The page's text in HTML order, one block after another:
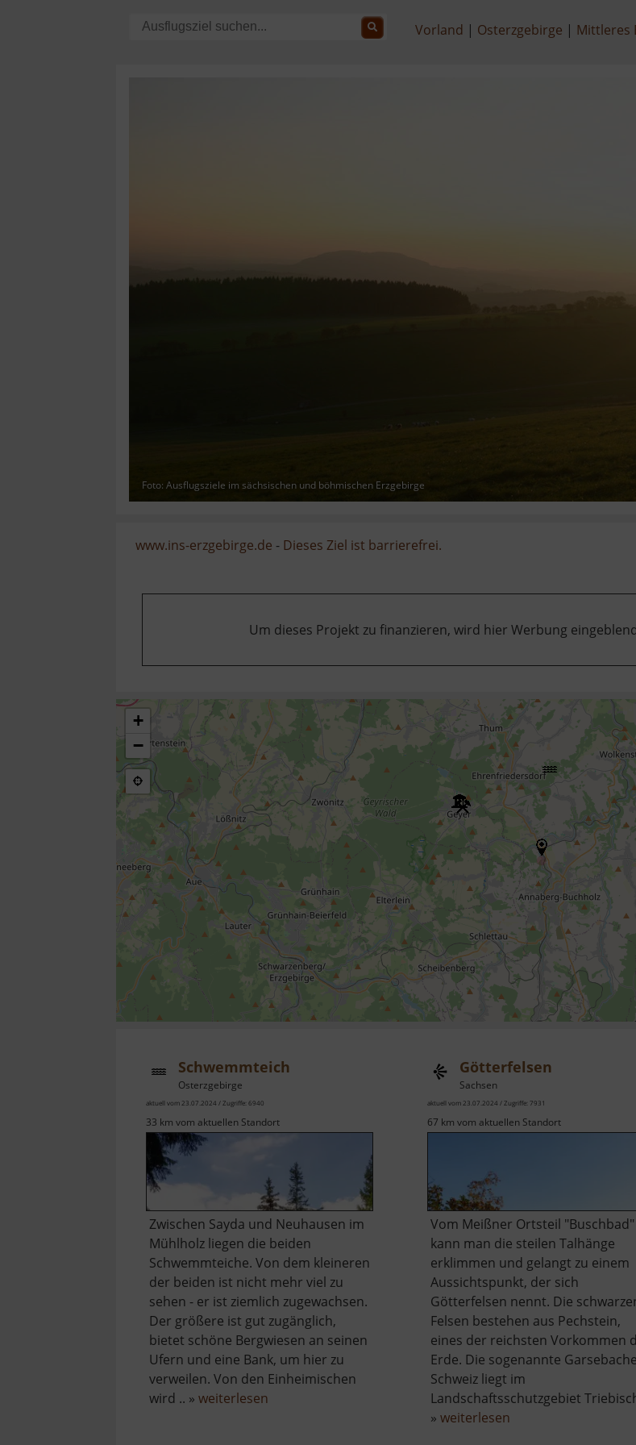
Vorland Osterzgebirge Mittleres
Foto: Ausflugsziele im sächsischen und böhmischen Erzgebirge
www.ins-erzgebirge.de - Dieses Ziel ist barrierefrei.
Um dieses Projekt zu finanzieren, wird hier Werbung
+
−
Schwemmteich
Osterzgebirge
aktuell vom 23.07.2024 / Zugriffe: 6940
33 km vom aktuellen Standort
Zwischen Sayda und Neuhausen im
Mühlholz liegen die beiden
Schwemmteiche. Von dem kleineren
der beiden ist nicht mehr viel zu
sehen - er ist ziemlich zugewachsen.
Der größere ist gut zugänglich,
bietet schöne Bergwiesen an seinen
Ufern und eine Bank, um hier zu
verweilen. Von den Einheimischen
wird .. » weiterlesen
Götterfelsen
Sachsen
aktuell vom 23.07.2024 / Zugriffe: 7931
67 km vom aktuellen Standort
Vom Meißner Ortsteil "Buschbad"
kann man die steilen Talhänge
erklimmen und gelangt zu einem
Aussichtspunkt, der sich
Götterfelsen nennt. Die
Felsen bestehen aus Pechstein,
eines der reichsten Vorkommen
Erde. Die sogenannte
Schweiz liegt im
Landschaftsschutzgebiet
»weiterlesen